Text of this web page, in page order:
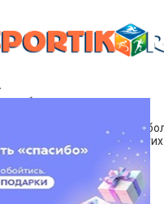
собранные нашими
о футболе и хоккее,
информация о других